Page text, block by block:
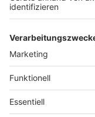
Jusos an der
Anfang 40 – da
Anzeige